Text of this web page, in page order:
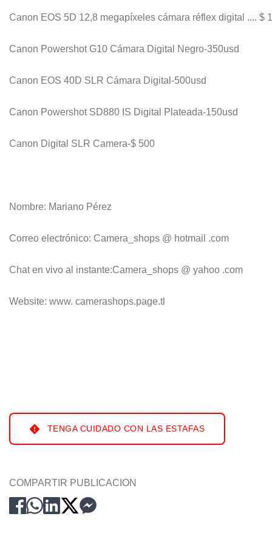
Canon EOS 5D 12,8 megapíxeles cámara réflex digital .... $
Canon Powershot G10 Cámara Digital Negro-350usd
Canon EOS 40D SLR Cámara Digital-500usd
Canon Powershot SD880 IS Digital Plateada-150usd
Canon Digital SLR Camera-$ 500
Nombre: Mariano Pérez
Correo electrónico: Camera_shops @ hotmail .com
Chat en vivo al instante:Camera_shops @ yahoo .com
Website: www. camerashops.page.tl
TENGA CUIDADO CON LAS ESTAFAS
COMPARTIR PUBLICACION